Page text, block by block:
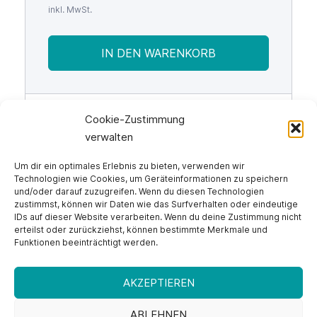
Cookie-Zustimmung
verwalten
Um dir ein optimales Erlebnis zu bieten, verwenden wir
Technologien wie Cookies, um Geräteinformationen zu speichern
und/oder darauf zuzugreifen. Wenn du diesen Technologien
zustimmst, können wir Daten wie das Surfverhalten oder eindeutige
IDs auf dieser Website verarbeiten. Wenn du deine Zustimmung nicht
erteilst oder zurückziehst, können bestimmte Merkmale und
Funktionen beeinträchtigt werden.
AKZEPTIEREN
ABLEHNEN
inkl. MwSt.
IN DEN WARENKORB
Impressum
Datenschutzerklärung
Widerrufsbelehrung
Cookie-Richtlinie (EU)